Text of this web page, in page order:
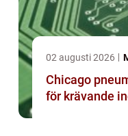
02 augusti 2026
Chicago pneumatic
för krävande